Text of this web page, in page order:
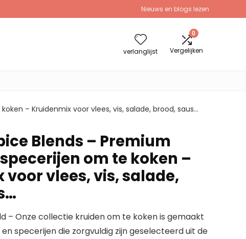
Nieuws en blogs lezen
verlanglijst
0
Vergelijken
– Kruidenmix voor vlees, vis, salade, brood, saus…
Blends – Premium
om te koken –
vlees, vis, salade,
– Onze collectie kruiden om te koken is gemaakt
specerijen die zorgvuldig zijn geselecteerd uit de